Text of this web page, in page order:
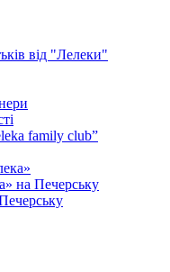
від "Лелеки"
family club”
на Печерську